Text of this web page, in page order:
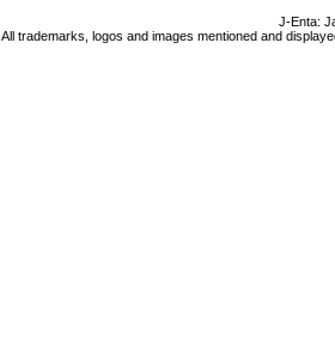
J-Enta:
All trademarks, logos and images mentioned and